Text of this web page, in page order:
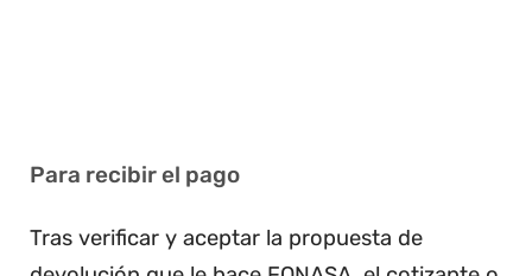
Para recibir el pago
Tras verificar y aceptar la propuesta de